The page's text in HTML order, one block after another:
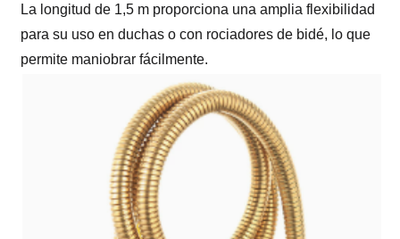
La longitud de 1,5 m proporciona una amplia flexibilidad
para su uso en duchas o con rociadores de bidé, lo que
permite maniobrar fácilmente.